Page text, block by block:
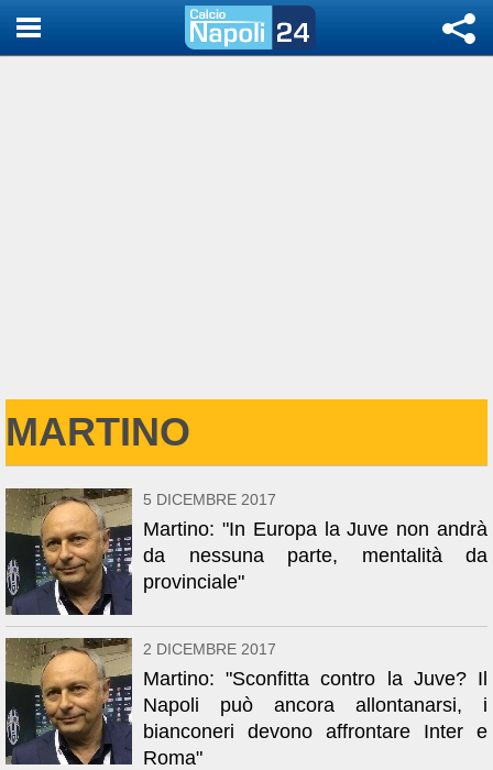
MARTINO
5 DICEMBRE 2017
Martino: "In Europa la Juve non andrà
da nessuna parte, mentalità da
provinciale"
2 DICEMBRE 2017
Martino: "Sconfitta contro la Juve? Il
Napoli può ancora allontanarsi, i
bianconeri devono affrontare Inter e
Roma"